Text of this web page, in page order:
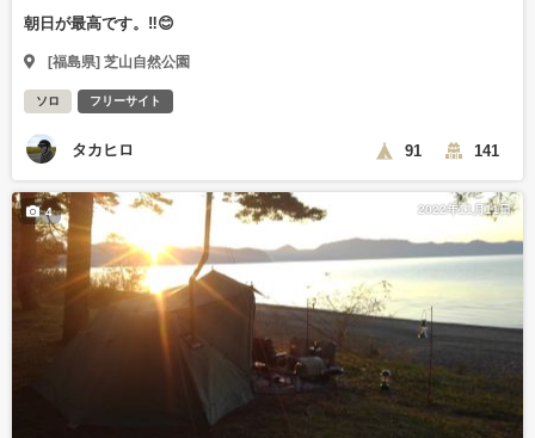
朝日が最高です。‼️😊
[福島県] 芝山自然公園
ソロ フリーサイト
タカヒロ 91 141
2022年11月11日
4